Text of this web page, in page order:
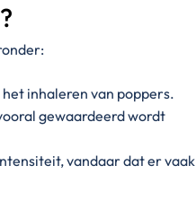
inhaleren van poppers.
gewaardeerd wordt
vandaar dat er vaak